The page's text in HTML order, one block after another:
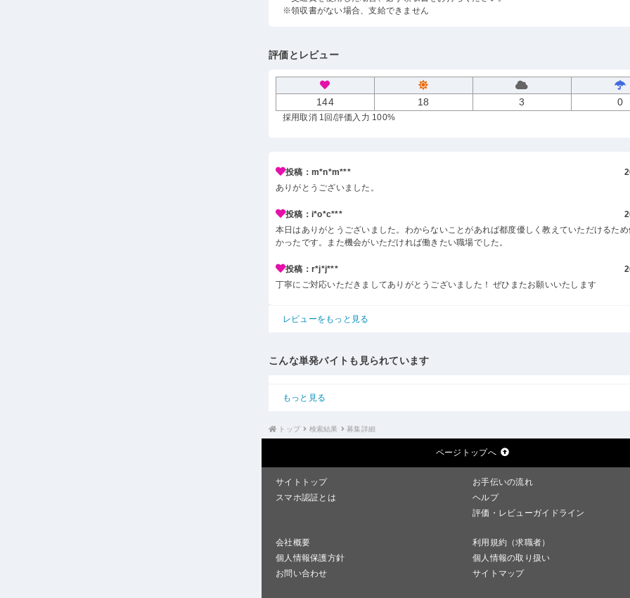
※領収書がない場合、支給できません
評価とレビュー
144 18 3 0
採用取消 1回 /評価入力 100%
投稿：m*n*m***
ありがとうございました。
投稿：i*o*c***
本日はありがとうございました。わからないことがあれば都度優しく教えていただけるた
かったです。また機会がいただければ働きたい職場でした。
投稿：r*j*j***
丁寧にご対応いただきましてありがとうございました！ ぜひまたお願いいたします
レビューをもっと見る
こんな単発バイトも見られています
もっと見る
トップ 検索結果 募集詳細
ページトップへ
サイトトップ
お手伝いの流れ
スマホ認証とは
ヘルプ
評価・レビューガイドライン
会社概要
利用規約（求職者）
個人情報保護方針
個人情報の取り扱い
お問い合わせ
サイトマップ